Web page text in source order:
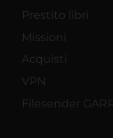
Prestito libri
Missioni
Acquisti
VPN
Filesender